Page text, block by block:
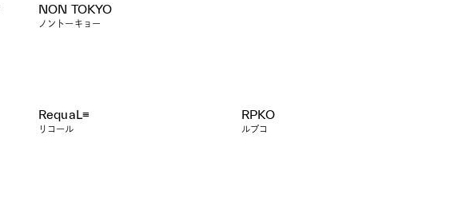
NON TOKYO
ノントーキョー
RequaL≡
リコール
RPKO
ルプコ